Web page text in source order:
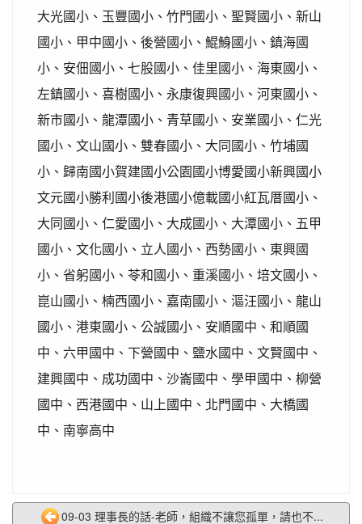
大光國小、玉豐國小、竹門國小、聖賢國小、新山
國小、甲中國小、後營國小、鯤鯓國小、鎮海國
小、安佃國小、七股國小、佳里國小、海東國小、
左鎮國小、喜樹國小、永康復興國小、河東國小、
新市國小、龍潭國小、青草國小、安業國小、仁光
國小、文山國小、雙春國小、大同國小、竹埔國
小、歸南國小賀建國小公園國小博愛國小新興國小
文元國小勝利國小後港國小億載國小紅瓦厝國小、
大同國小、仁愛國小、大成國小、大潭國小、五甲
國小、文化國小、立人國小、西勢國小、東興國
小、省躬國小、苓和國小、重溪國小、培文國小、
崑山國小、楠西國小、嘉南國小、漚汪國小、龍山
國小、港東國小、公誠國小、安順國中、和順國
中、六甲國中、下營國中、鹽水國中、文賢國中、
建興國中、成功國中、沙崙國中、學甲國中、柳營
國中、西港國中、山上國中、北門國中、大橋國
中、南寧高中
09-03 理事長的話-老師，組織不讓您孤單，請也不...